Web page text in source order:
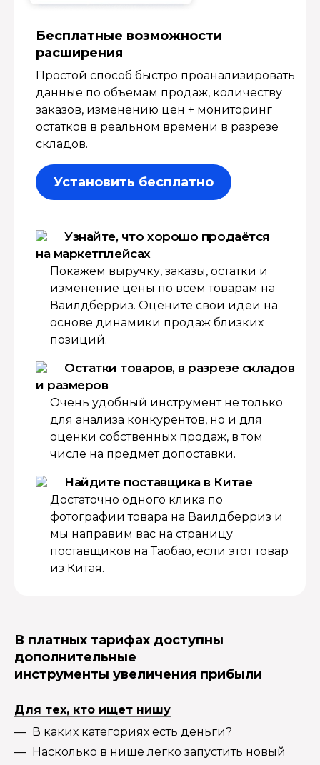
Бесплатные возмож­ности
расширения
Простой способ быстро проанализировать
данные по объемам продаж, количеству
заказов, изменению цен + мониторинг
остатков в реальном времени в разрезе
складов.
Установить бесплатно
Узнайте, что хорошо продаётся
на маркетплейсах
Покажем выручку, заказы, остатки и
изменение цены по всем товарам на
Ваилдберриз. Оцените свои идеи на
основе динамики продаж близких
позиций.
Остатки товаров, в разрезе складов
и размеров
Очень удобный инструмент не только
для анализа конкурентов, но и для
оценки собственных продаж, в том
числе на предмет допоставки.
Найдите поставщика в Китае
Достаточно одного клика по
фотографии товара на Ваилдберриз и
мы направим вас на страницу
поставщиков на Таобао, если этот товар
из Китая.
В платных тарифах доступны
дополнительные
инструменты увеличения прибыли
Для тех, кто ищет нишу
В каких категориях есть деньги?
Насколько в нише легко запустить новый